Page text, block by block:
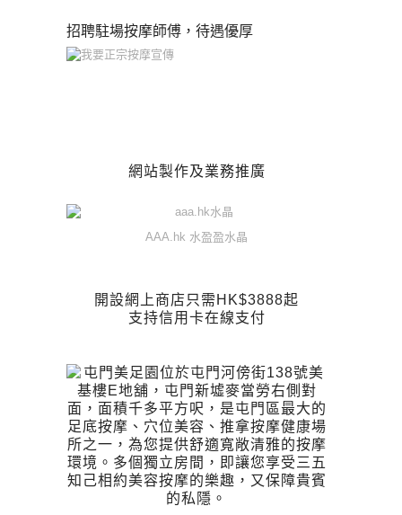
招聘駐場按摩師傅，待遇優厚
網站製作及業務推廣
AAA.hk 水盈盈水晶
開設網上商店只需HK$3888起
支持信用卡在線支付